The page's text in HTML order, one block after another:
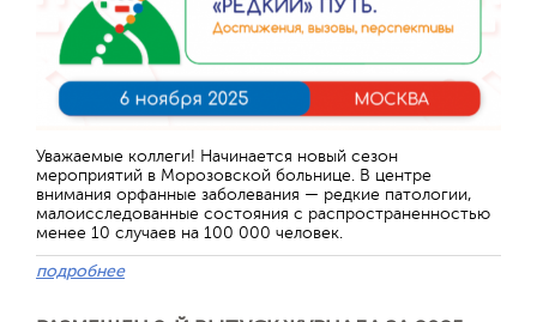
Уважаемые коллеги! Начинается новый сезон
мероприятий в Морозовской больнице. В центре
внимания орфанные заболевания — редкие патологии,
малоисследованные состояния с распространенностью
менее 10 случаев на 100 000 человек.
подробнее